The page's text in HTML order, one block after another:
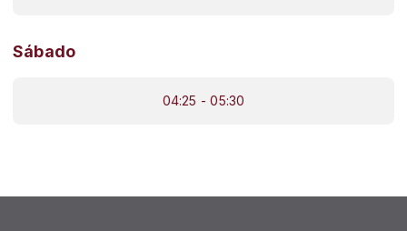
Sábado
04:25 - 05:30